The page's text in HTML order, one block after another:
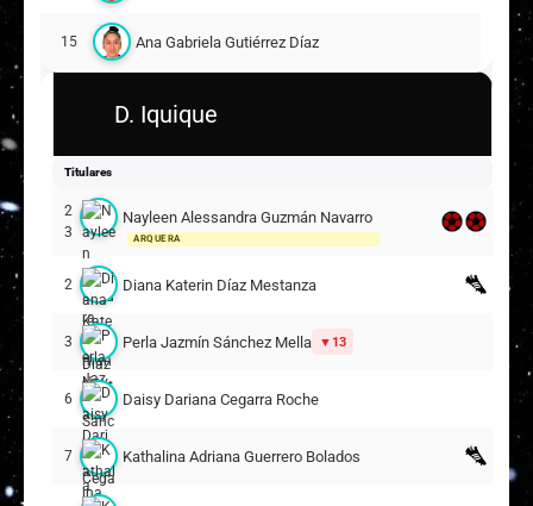
15 Ana Gabriela Gutiérrez Díaz
16
Suplentes
Francisca Alejandra Espinoza Silva
13
DEFENSA CENTRAL
D. Iquique
Titulares
2
3
Nayleen Alessandra Guzmán Navarro
ARQUERA
2 Diana Katerin Díaz Mestanza
3 Perla Jazmín Sánchez Mella 13
6 Daisy Dariana Cegarra Roche
7 Kathalina Adriana Guerrero Bolados